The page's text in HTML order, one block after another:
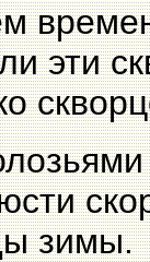
эти
зимы.